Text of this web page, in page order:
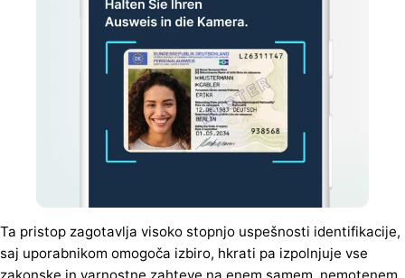
Ta pristop zagotavlja visoko stopnjo uspešnosti identifikacije,
saj uporabnikom omogoča izbiro, hkrati pa izpolnjuje vse